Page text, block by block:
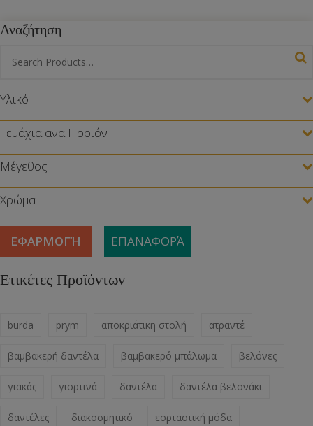
Αναζήτηση
Υλικό
Τεμάχια ανα Προϊόν
Μέγεθος
Χρώμα
ΕΦΑΡΜΟΓΉ ΕΠΑΝΑΦΟΡΆ
Ετικέτες Προϊόντων
burda prym αποκριάτικη στολή ατραντέ
βαμβακερή δαντέλα βαμβακερό μπάλωμα βελόνες
γιακάς γιορτινά δαντέλα δαντέλα βελονάκι
δαντέλες διακοσμητικό εορταστική μόδα